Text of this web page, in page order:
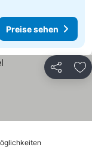
Preise sehen
Teilen